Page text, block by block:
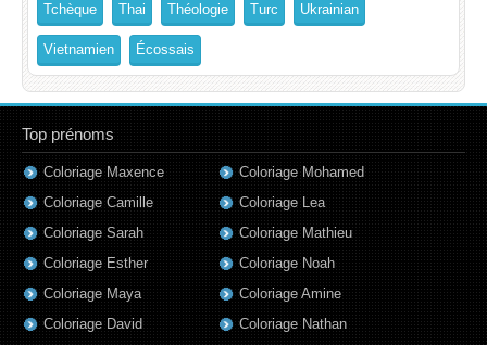
Tchèque Thai Théologie Turc Ukrainian
Vietnamien Écossais
Top prénoms
Coloriage Maxence
Coloriage Camille
Coloriage Sarah
Coloriage Esther
Coloriage Maya
Coloriage David
Coloriage Mohamed
Coloriage Lea
Coloriage Mathieu
Coloriage Noah
Coloriage Amine
Coloriage Nathan